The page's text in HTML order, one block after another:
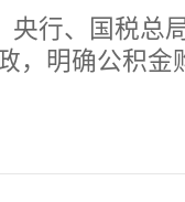
央行、国税总
，明确公积金